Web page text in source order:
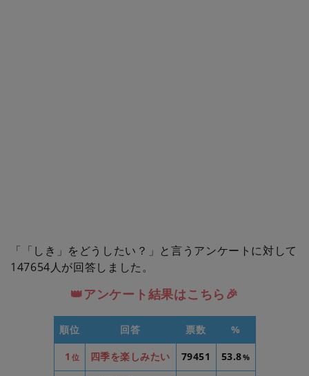
「「しき」をどうしたい？」と言うアンケートに対して
147654人が回答しました。
👑アンケート結果はこちら🎉
順位 回答 票数 %
1 位 四季を楽しみたい 79451 53.8%